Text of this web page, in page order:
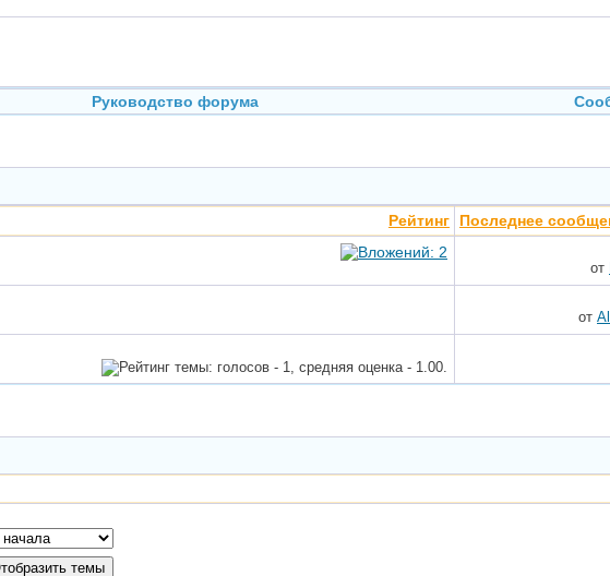
Руководство форума
Рейтинг
Последнее
от
от